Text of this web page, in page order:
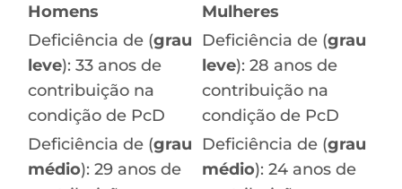
Homens
Mulheres
Deficiência de (grau
leve): 33 anos de
contribuição na
condição de PcD
Deficiência de (grau
leve): 28 anos de
contribuição na
condição de PcD
Deficiência de (grau
médio): 29 anos de
Deficiência de (grau
médio): 24 anos de